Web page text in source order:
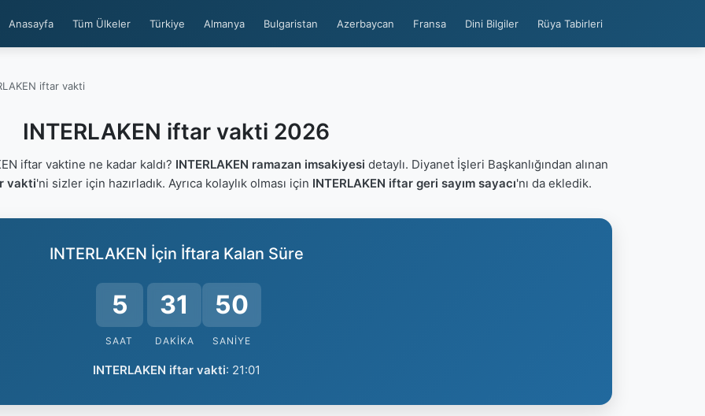
Anasayfa Tüm Ülkeler Türkiye Almanya Bulgaristan Azerbaycan Fransa Dini Bilgiler Rüya Tabirleri
iftar vakti
INTERLAKEN iftar vakti 2026
iftar vaktine ne kadar kaldı? INTERLAKEN ramazan imsakiyesi detaylı. Diyanet İşleri Başkanlığından alınan
vakti'ni sizler için hazırladık. Ayrıca kolaylık olması için INTERLAKEN iftar geri sayım sayacı'nı da ekledik.
INTERLAKEN İçin İftara Kalan Süre
5
SAAT
31
DAKIKA
50
SANIYE
INTERLAKEN iftar vakti: 21:01